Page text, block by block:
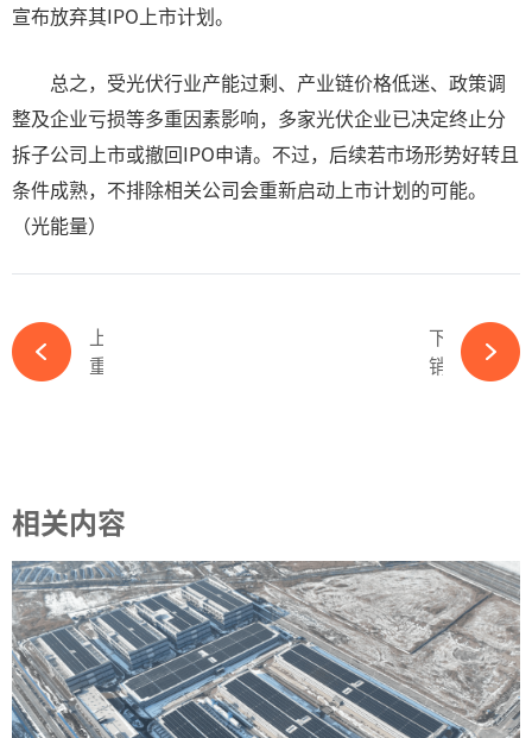
宣布放弃其IPO上市计划。
总之，受光伏行业产能过剩、产业链价格低迷、政策调
整及企业亏损等多重因素影响，多家光伏企业已决定终止分
拆子公司上市或撤回IPO申请。不过，后续若市场形势好转且
条件成熟，不排除相关公司会重新启动上市计划的可能。
（光能量）
下一篇
销售不畅！持续亏损！又一光伏企业停产-ky体育APP官网下载
相关内容